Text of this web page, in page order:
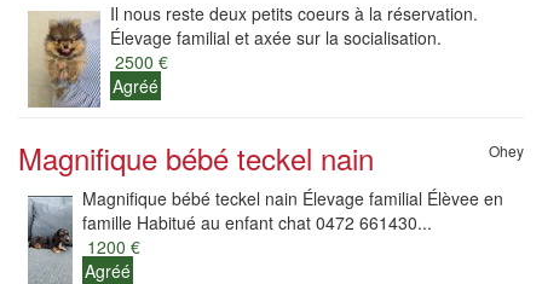
Il nous reste deux petits coeurs à la réservation.
Élevage familial et axée sur la socialisation.
2500 €
Agréé
Magnifique bébé teckel nain Ohey
Magnifique bébé teckel nain Élevage familial Élèvee en
famille Habitué au enfant chat 0472 661430...
1200 €
Agréé